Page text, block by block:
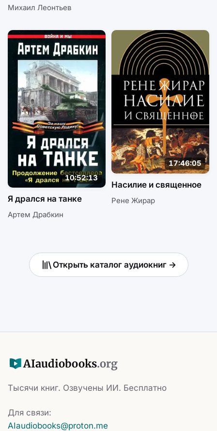
Михаил Леонтьев
10:52:13
Я дрался на танке
Артем Драбкин
17:46:05
Насилие и священное
Рене Жирар
Открыть каталог аудиокниг →
AIaudiobooks.org
Тысячи книг. Озвучены ИИ. Бесплатно
Для связи:
AIaudiobooks@proton.me